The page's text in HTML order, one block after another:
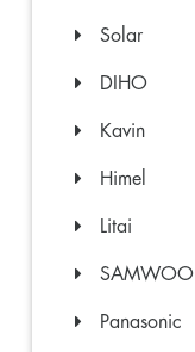
Solar
DIHO
Kavin
Himel
Litai
SAMWOO
Panasonic